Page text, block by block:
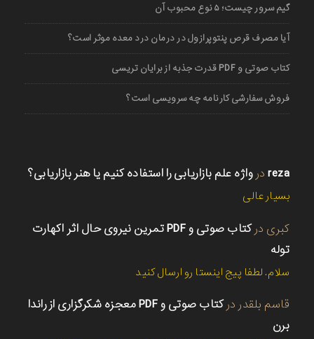
گیم سرور چیست؛ ۵ نوع محبوب آن
آیا مصرف قرص پنتوپرازول در درمان درد معده موثر است؟
کتاب صوتی و PDF قدرت جذبه از برایان تریسی
فروش سفارشی کارنامه چه سرویسی است؟
reza در واژه علم بازاریابی را استفاده کنیم یا هنر بازاریابی؟
بسیار عالی
کبری در
کتاب صوتی و PDF تمرین نیروی حال اثر اکهارت
توله
سلام. لطفا پیج اینستا رو ارسال کنید
قاسم بلقدر در
کتاب صوتی و PDF معجزه شکرگزاری از راندا
برن